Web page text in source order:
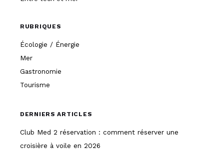
RUBRIQUES
Écologie / Énergie
Mer
Gastronomie
Tourisme
DERNIERS ARTICLES
Club Med 2 réservation : comment réserver une
croisière à voile en 2026